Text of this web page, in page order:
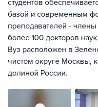
студентов
базой и современным
преподавателей -
более 100 докторов
Вуз расположен в
чистом округе Москвы,
долиной России.